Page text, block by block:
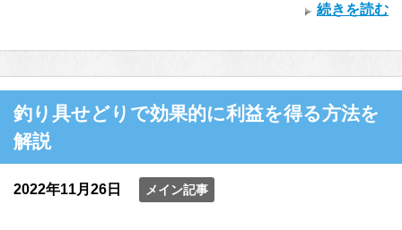
続きを読む
釣り具せどりで効果的に利益を得る方法を
解説
2022年11月26日 メイン記事